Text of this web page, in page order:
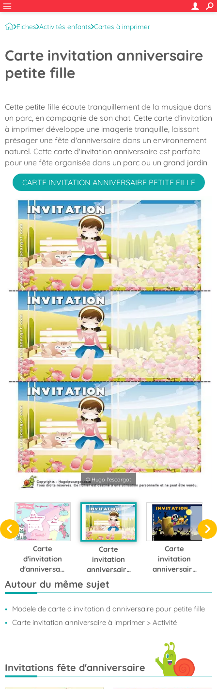
Fiches Activités enfants Cartes à imprimer
Carte invitation anniversaire
petite fille
Cette petite fille écoute tranquillement de la musique dans
un parc, en compagnie de son chat. Cette carte d'invitation
à imprimer développe une imagerie tranquille, laissant
présager une fête d'anniversaire dans un environnement
naturel. Cette carte d'invitation anniversaire est parfaite
pour une fête organisée dans un parc ou un grand jardin.
CARTE INVITATION ANNIVERSAIRE PETITE FILLE
© Hugo l'escargot
Carte
d'invitation
d'anniversair
e thème des
licornes
Carte
invitation
anniversaire
petite fille
Carte
invitation
anniversaire
Autour du même sujet
Modele de carte d invitation d anniversaire pour petite fille
Carte invitation anniversaire à imprimer > Activité
Invitations fête d'anniversaire